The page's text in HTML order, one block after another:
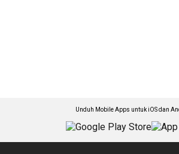
Unduh Mobile Apps untuk iOS dan